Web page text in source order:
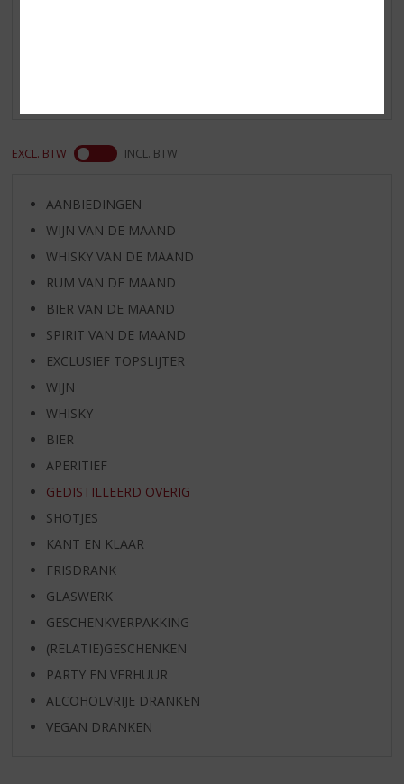
EXCL. BTW INCL. BTW
AANBIEDINGEN
WIJN VAN DE MAAND
WHISKY VAN DE MAAND
RUM VAN DE MAAND
BIER VAN DE MAAND
SPIRIT VAN DE MAAND
EXCLUSIEF TOPSLIJTER
WIJN
WHISKY
BIER
APERITIEF
GEDISTILLEERD OVERIG
SHOTJES
KANT EN KLAAR
FRISDRANK
GLASWERK
GESCHENKVERPAKKING
(RELATIE)GESCHENKEN
PARTY EN VERHUUR
ALCOHOLVRIJE DRANKEN
VEGAN DRANKEN